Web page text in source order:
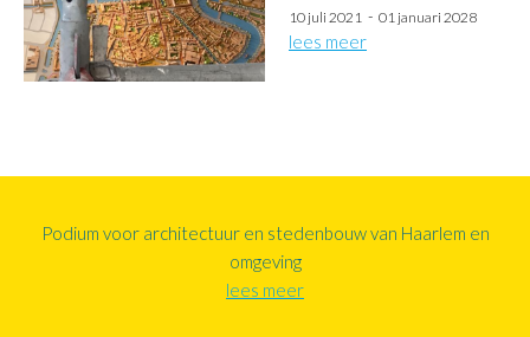
10 juli 2021 01 januari 2028
lees meer
Podium voor architectuur en stedenbouw van Haarlem en
omgeving
lees meer